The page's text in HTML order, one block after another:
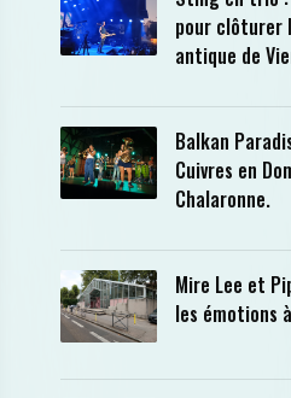
pour clôturer
antique de
Balkan
Cuivres en
Chalaronne.
Mire Lee et
les émotions